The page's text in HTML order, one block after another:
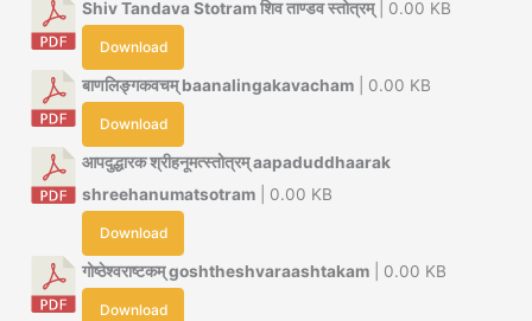
Shiv Tandava Stotram शिव ताण्डव स्तोत्रम्| 0.00 KB
Download
बाणलिङ्गकवचम् baanalingakavacham | 0.00 KB
Download
आपदुद्धारक श्रीहनूमत्स्तोत्रम् aapaduddhaarak
shreehanumatsotram | 0.00 KB
Download
गोष्ठेश्वराष्टकम् goshtheshvaraashtakam | 0.00 KB
Download